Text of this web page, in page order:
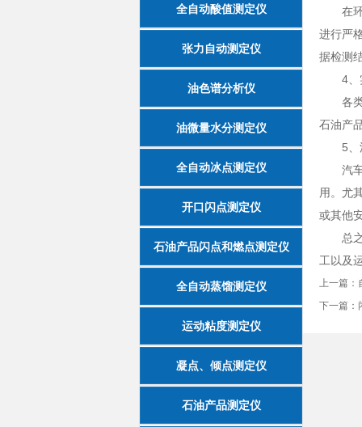
全自动酸值测定仪
张力自动测定仪
油色谱分析仪
油微量水分测定仪
全自动冰点测定仪
开口闪点测定仪
石油产品闪点和燃点测定仪
全自动蒸馏测定仪
运动粘度测定仪
凝点、倾点测定仪
石油产品测定仪
在环
进行严
据检测
4、实
各类
石油产
5、汽
汽车
用。尤
或其他
总之
工以及
上一篇：
下一篇：